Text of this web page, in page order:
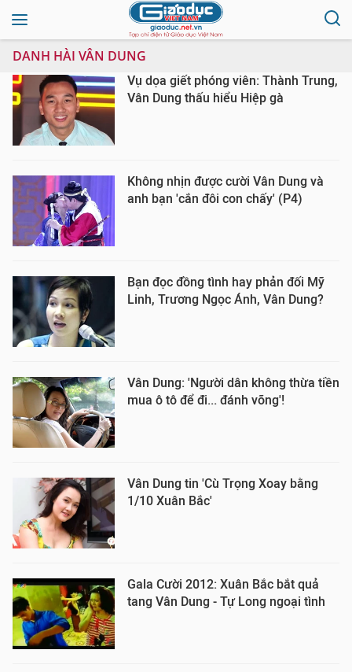
DANH HÀI VÂN DUNG
Vụ dọa giết phóng viên: Thành Trung,
Vân Dung thấu hiểu Hiệp gà
Không nhịn được cười Vân Dung và
anh bạn 'cắn đôi con chấy' (P4)
Bạn đọc đồng tình hay phản đối Mỹ
Linh, Trương Ngọc Ánh, Vân Dung?
Vân Dung: 'Người dân không thừa tiền
mua ô tô để đi... đánh võng'!
Vân Dung tin 'Cù Trọng Xoay bằng
1/10 Xuân Bắc'
Gala Cười 2012: Xuân Bắc bắt quả
tang Vân Dung - Tự Long ngoại tình